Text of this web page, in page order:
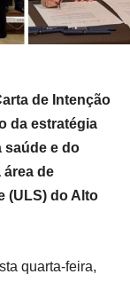
de Intenção
da estratégia
saúde e do
área de
(ULS) do Alto
quarta-feira,